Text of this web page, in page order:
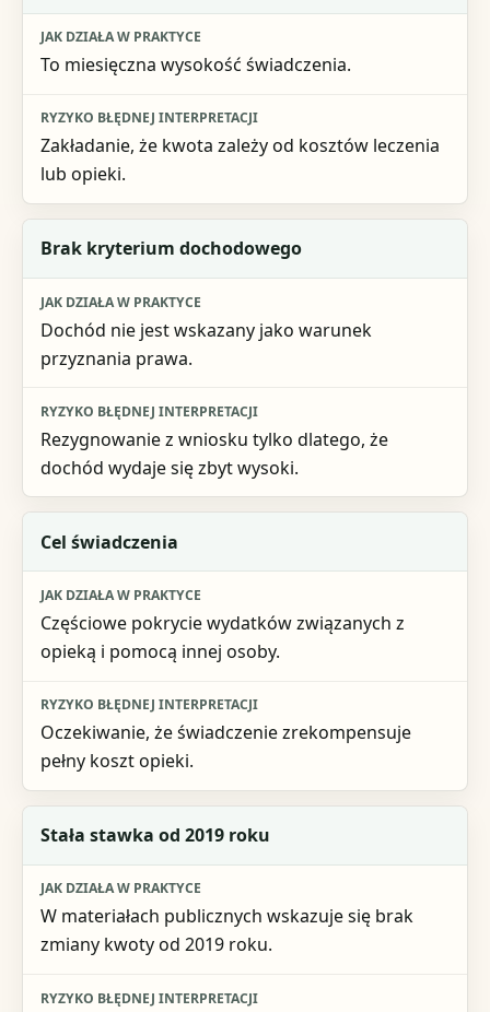
Jak działa w praktyce
Ryzyko błędnej interpretacji
To miesięczna wysokość świadczenia.
Zakładanie, że kwota zależy od kosztów leczenia
lub opieki.
Brak kryterium dochodowego
Dochód nie jest wskazany jako warunek
przyznania prawa.
Rezygnowanie z wniosku tylko dlatego, że
dochód wydaje się zbyt wysoki.
Cel świadczenia
Częściowe pokrycie wydatków związanych z
opieką i pomocą innej osoby.
Oczekiwanie, że świadczenie zrekompensuje
pełny koszt opieki.
Stała stawka od 2019 roku
W materiałach publicznych wskazuje się brak
zmiany kwoty od 2019 roku.